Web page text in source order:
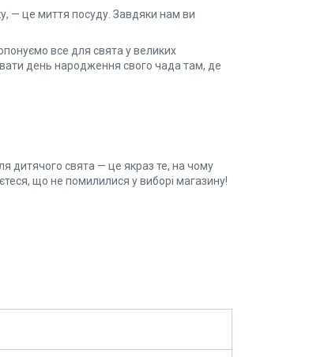
— це миття посуду. Завдяки нам ви
все для свята у великих
день народження свого чада там, де
дитячого свята — це якраз те, на чому
що не помилилися у виборі магазину!